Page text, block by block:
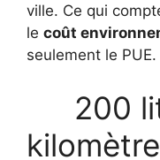
ville. Ce qui
le coût
seulement le PUE.
200